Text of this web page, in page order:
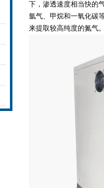
下，渗透速度相当快的
氩气、甲烷和一氧化碳
来提取较高纯度的氮气